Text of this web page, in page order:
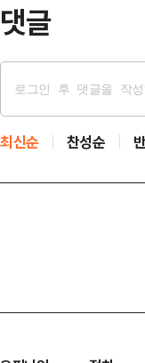
댓글
최신순 찬성순